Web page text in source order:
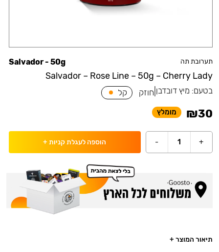
תערובת תה
Salvador – Rose Line – 50g – Cherry Lady
Salvador - 50g
בטעם: מיץ דובדבן חוזק קל
₪30 מומלץ
+
1
- הוספה לעגלת קניות +
תיאור המוצר +